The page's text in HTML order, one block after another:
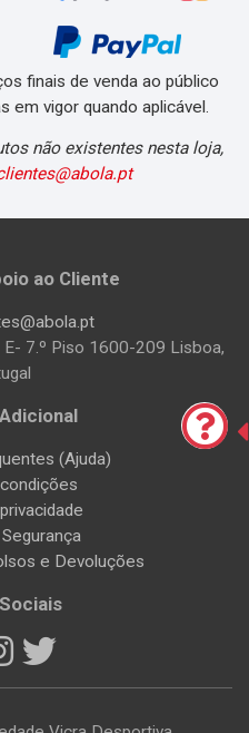
finais de venda ao público
em vigor quando aplicável.
não existentes nesta loja,
ao Cliente
E- 7.º Piso 1600-209 Lisboa,
(Ajuda)
e Devoluções